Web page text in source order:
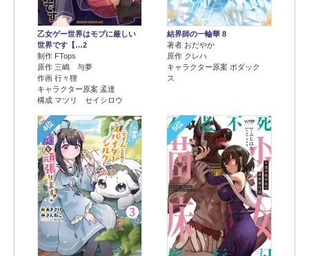
乙女ゲー世界はモブに厳しい
世界です【…2
制作 FTops
原作 三嶋 与夢
作画 行々狸
キャラクター原案 孟達
構成 マツリ セイシロウ
結界師の一輪華 8
著者 おだやか
原作 クレハ
キャラクター原案 ボダック
ス
4位 5位